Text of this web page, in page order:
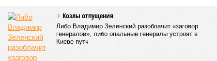
пострадавших в тот год достигло 53 млн человек, число
погибших, по некоторым оценкам, составило 4 миллиона.
Впрочем, для Китая подобное не в новинку. Так, в сентябре
1887 года вода прорвала многочисленные дамбы на реке
Хуанхэ и быстро залила почти весь Северный Китай, так